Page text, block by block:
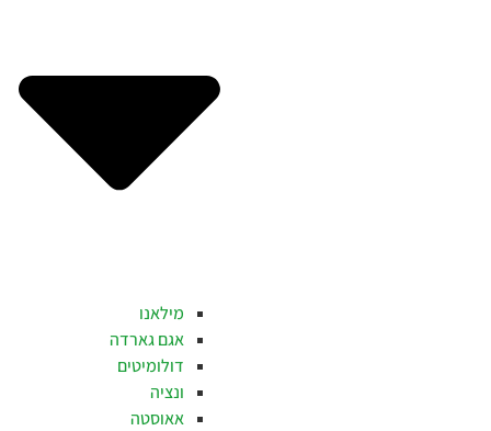
מילאנו
אגם גארדה
דולומיטים
ונציה
אאוסטה